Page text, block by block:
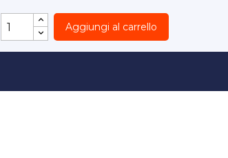
Aggiungi al carrello